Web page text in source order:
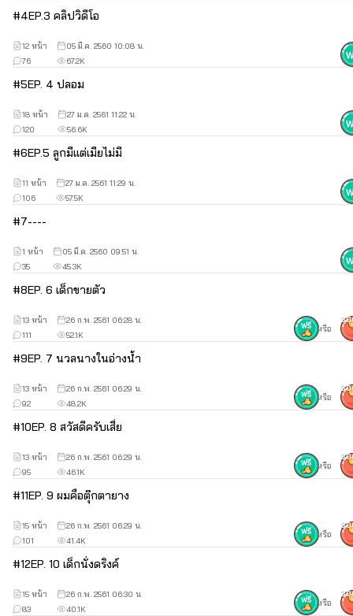
**************************************
แฟนเพจไว้ติดตามการอัพค่ะ
ขอบคุณอีกครั้งนะคะ {woogie}
.
#4EP.3 คลิปวิดีโอ
67.2K
76
12 หน้า 05 มี.ค. 2560 10:08 น.
#5EP. 4 ปลอม
56.6K
120
18 หน้า 27 ม.ค. 2561 11:22 น.
#6EP.5 ลูกมีแต่เมียไม่มี
57.5K
106
11 หน้า 27 ม.ค. 2561 11:29 น.
#7----
45.3K
35
1 หน้า 05 มี.ค. 2560 09:51 น.
#8EP. 6 เด็กขายตัว
52.1K
111
13 หน้า
26 ก.พ. 2561 06:28 น.
หรือ
#9EP. 7 นวลนางในอ่างน้ำ
48.2K
92
13 หน้า
26 ก.พ. 2561 06:29 น.
หรือ
#10EP. 8 สวัสดีครับเสี่ย
46.1K
95
13 หน้า
26 ก.พ. 2561 06:29 น.
หรือ
#11EP. 9 ผมคือตุ๊กตายาง
41.4K
101
15 หน้า
26 ก.พ. 2561 06:29 น.
หรือ
#12EP. 10 เด็กนั่งดริงค์
40.1K
83
15 หน้า
26 ก.พ. 2561 06:30 น.
หรือ